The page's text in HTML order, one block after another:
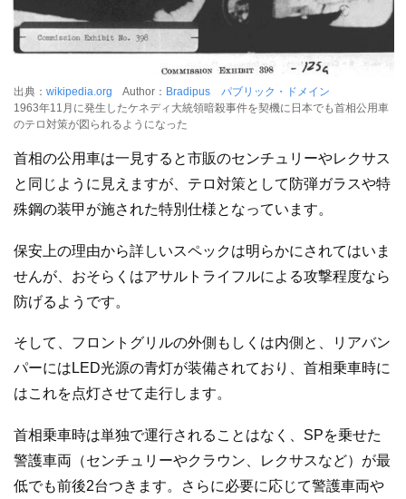
出典： wikipedia.org Author： Bradipus
パブリック・ドメイン
1963年11月に発生したケネディ大統領暗殺事件を契機に日本でも首相公用車
のテロ対策が図られるようになった
首相の公用車は一見すると市販のセンチュリーやレクサス
と同じように見えますが、テロ対策として防弾ガラスや特
殊鋼の装甲が施された特別仕様となっています。
保安上の理由から詳しいスペックは明らかにされてはいま
せんが、おそらくはアサルトライフルによる攻撃程度なら
防げるようです。
そして、フロントグリルの外側もしくは内側と、リアバン
パーにはLED光源の青灯が装備されており、首相乗車時に
はこれを点灯させて走行します。
首相乗車時は単独で運行されることはなく、SPを乗せた
警護車両（センチュリーやクラウン、レクサスなど）が最
低でも前後2台つきます。さらに必要に応じて警護車両や